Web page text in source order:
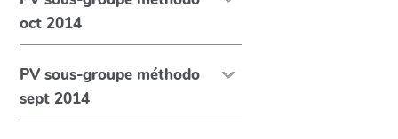
oct 2014
PV sous-groupe méthodo
sept 2014